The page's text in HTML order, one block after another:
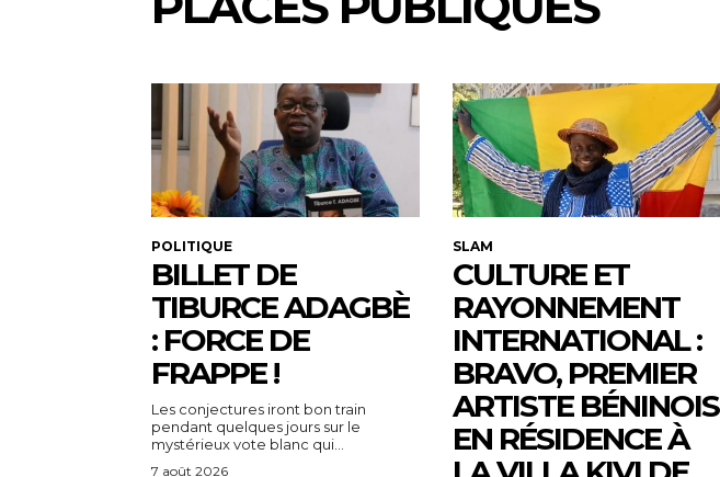
POLITIQUE
BILLET DE
TIBURCE ADAGBÈ
: FORCE DE
FRAPPE !
Les conjectures iront bon train
pendant quelques jours sur le
mystérieux vote blanc qui...
7 août 2026
SLAM
CULTURE ET
RAYONNEMENT
INTERNATIONAL :
BRAVO, PREMIER
ARTISTE BÉNINOIS
EN RÉSIDENCE À